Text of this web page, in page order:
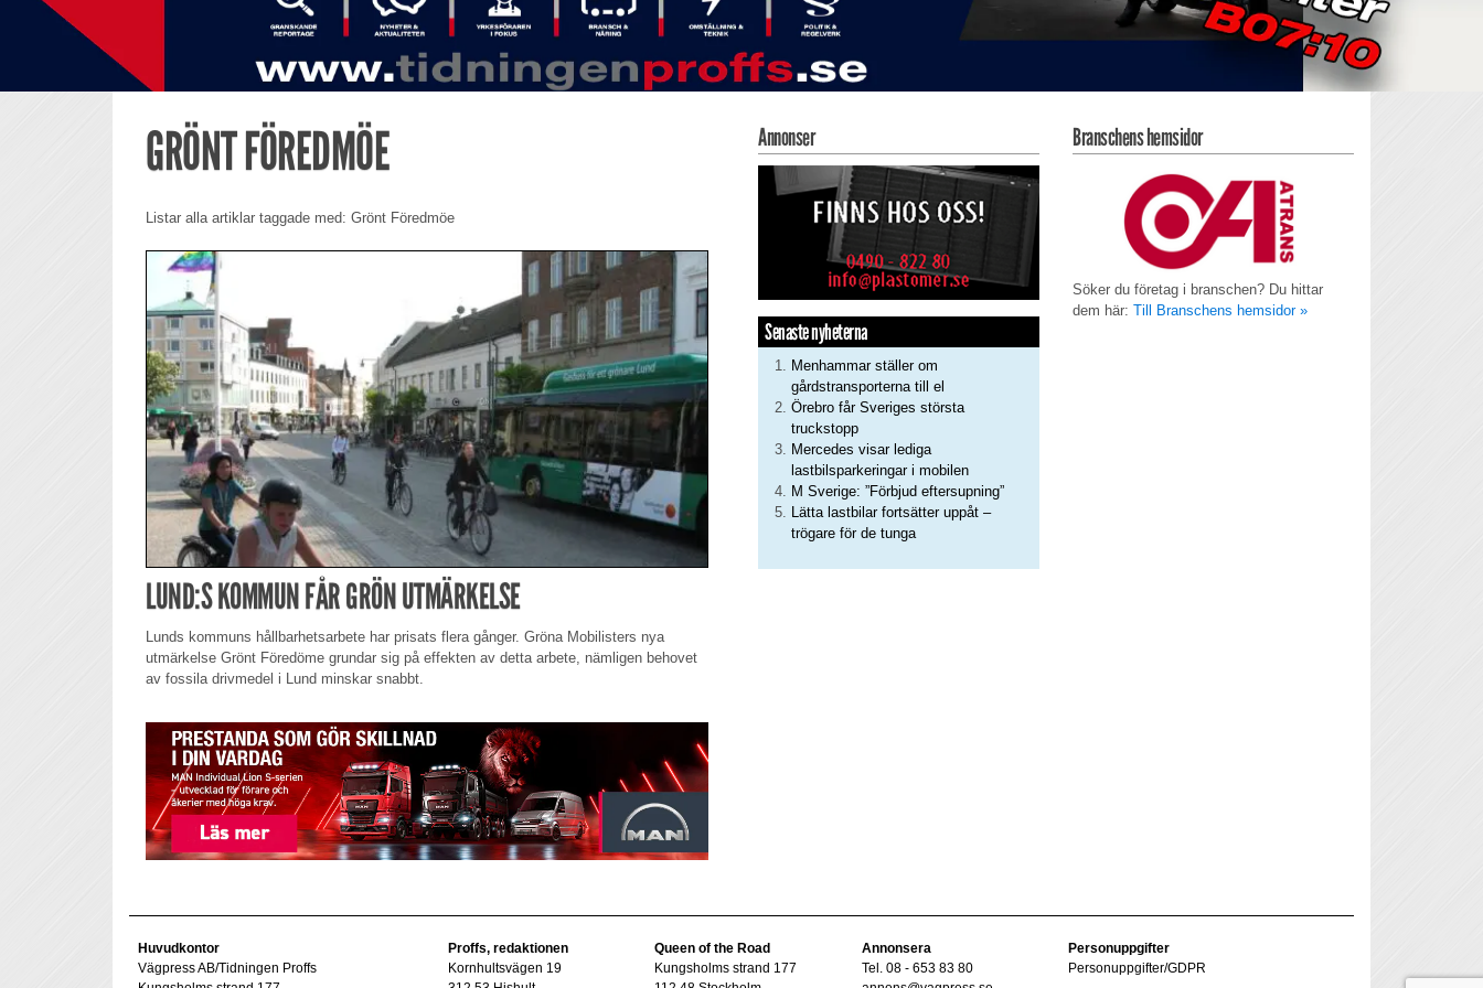
GRÖNT FÖREDMÖE
Listar alla artiklar taggade med: Grönt Föredmöe
LUND:S KOMMUN FÅR GRÖN UTMÄRKELSE
Lunds kommuns hållbarhetsarbete har prisats flera gånger. Gröna Mobilisters nya
utmärkelse Grönt Föredöme grundar sig på effekten av detta arbete, nämligen behovet
av fossila drivmedel i Lund minskar snabbt.
Annonser
Senaste nyheterna
Menhammar ställer om
gårdstransporterna till el
Örebro får Sveriges största
truckstopp
Mercedes visar lediga
lastbilsparkeringar i mobilen
M Sverige: ”Förbjud eftersupning”
Lätta lastbilar fortsätter uppåt –
trögare för de tunga
Branschens hemsidor
Söker du företag i branschen? Du hittar
dem här: Till Branschens hemsidor »
Huvudkontor
Vägpress AB/Tidningen Proffs
Proffs, redaktionen
Kornhultsvägen 19
Queen of the Road
Kungsholms strand 177
Annonsera
Tel. 08 - 653 83 80
Personuppgifter
Personuppgifter/GDPR